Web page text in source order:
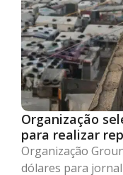
Organização
para realizar
Organização
dólares para